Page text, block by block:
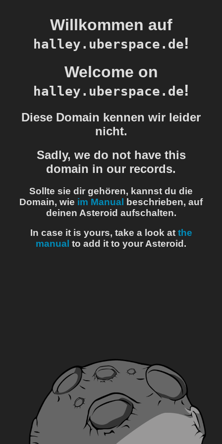
Willkommen auf
halley.uberspace.de!
Welcome on
halley.uberspace.de!
Diese Domain kennen wir leider
nicht.
Sadly, we do not have this
domain in our records.
Sollte sie dir gehören, kannst du die
Domain, wie im Manual beschrieben, auf
deinen Asteroid aufschalten.
In case it is yours, take a look at the
manual to add it to your Asteroid.